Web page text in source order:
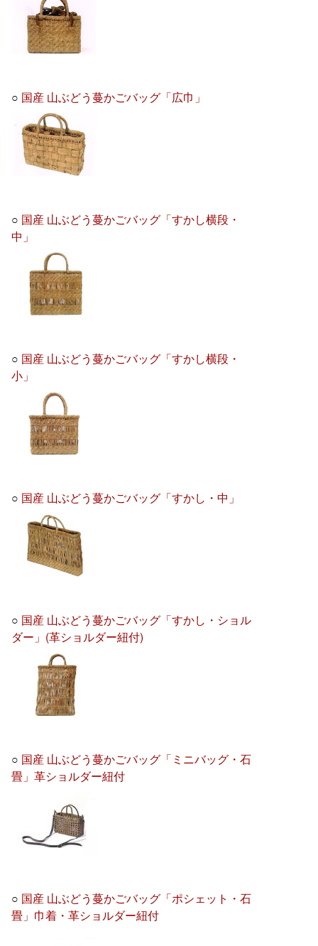
○ 国産 山ぶどう蔓かごバッグ「広巾」
○ 国産 山ぶどう蔓かごバッグ「すかし横段・
中」
○ 国産 山ぶどう蔓かごバッグ「すかし横段・
小」
○ 国産 山ぶどう蔓かごバッグ「すかし・中」
○ 国産 山ぶどう蔓かごバッグ「すかし・ショル
ダー」(革ショルダー紐付)
○ 国産 山ぶどう蔓かごバッグ「ミニバッグ・石
畳」革ショルダー紐付
○ 国産 山ぶどう蔓かごバッグ「ポシェット・石
畳」巾着・革ショルダー紐付